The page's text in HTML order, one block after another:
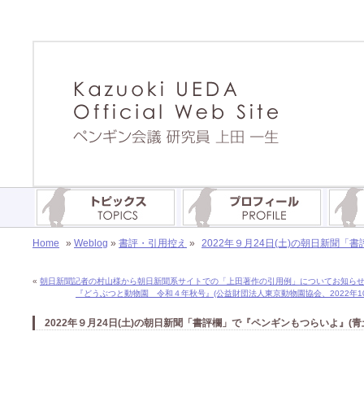
Home » Weblog » 書評・引用控え » 2022年９月24日(土)の朝日新聞「書
« 朝日新聞記者の村山様から朝日新聞系サイトでの「上田著作の引用例」についてお知ら
『どうぶつと動物園 令和４年秋号』(公益財団法人東京動物園協会、2022年
2022年９月24日(土)の朝日新聞「書評欄」で『ペンギンもつらいよ』(